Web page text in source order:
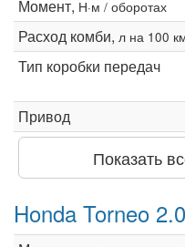
Момент, Н·м / оборотах
Расход комби, л на 100
Тип коробки передач
Привод
Показать
Honda Torneo